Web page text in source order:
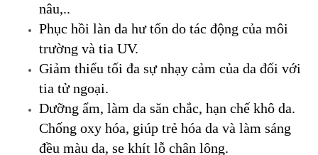
nâu,..
Phục hồi làn da hư tổn do tác động của môi
trường và tia UV.
Giảm thiểu tối đa sự nhạy cảm của da đối với
tia tử ngoại.
Dưỡng ẩm, làm da săn chắc, hạn chế khô da.
Chống oxy hóa, giúp trẻ hóa da và làm sáng
đều màu da, se khít lỗ chân lông.